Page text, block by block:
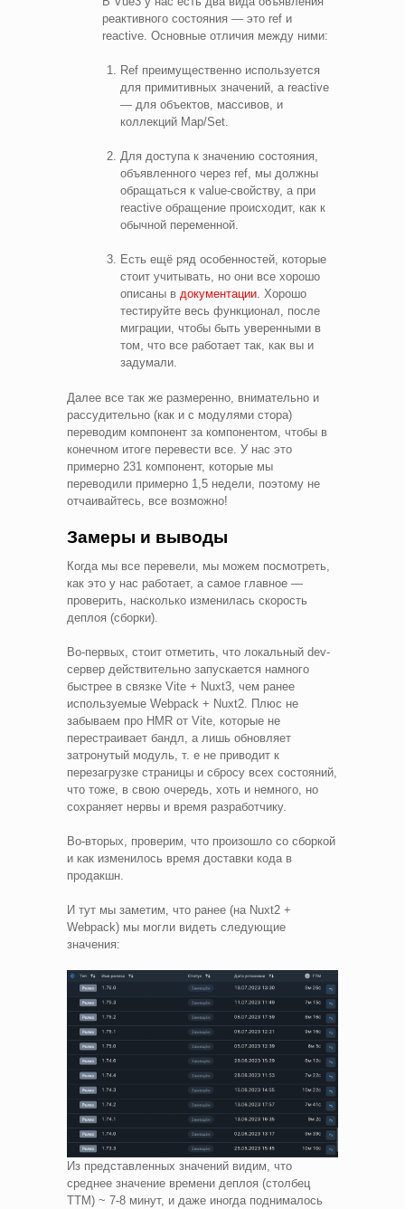
реактивного состояния — это ref и
reactive. Основные отличия между ними:
Ref преимущественно используется
для примитивных значений, а reactive
— для объектов, массивов, и
коллекций Map/Set.
Для доступа к значению состояния,
объявленного через ref, мы должны
обращаться к value-свойству, а при
reactive обращение происходит, как к
обычной переменной.
Есть ещё ряд особенностей, которые
стоит учитывать, но они все хорошо
описаны в документации. Хорошо
тестируйте весь функционал, после
миграции, чтобы быть уверенными в
том, что все работает так, как вы и
задумали.
Далее все так же размеренно, внимательно и
рассудительно (как и с модулями стора)
переводим компонент за компонентом, чтобы в
конечном итоге перевести все. У нас это
примерно 231 компонент, которые мы
переводили примерно 1,5 недели, поэтому не
отчаивайтесь, все возможно!
Замеры и выводы
Когда мы все перевели, мы можем посмотреть,
как это у нас работает, а самое главное —
проверить, насколько изменилась скорость
деплоя (сборки).
Во-первых, стоит отметить, что локальный dev-
сервер действительно запускается намного
быстрее в связке Vite + Nuxt3, чем ранее
используемые Webpack + Nuxt2. Плюс не
забываем про HMR от Vite, которые не
перестраивает бандл, а лишь обновляет
затронутый модуль, т. е не приводит к
перезагрузке страницы и сбросу всех состояний,
что тоже, в свою очередь, хоть и немного, но
сохраняет нервы и время разработчику.
Во-вторых, проверим, что произошло со сборкой
и как изменилось время доставки кода в
продакшн.
И тут мы заметим, что ранее (на Nuxt2 +
Webpack) мы могли видеть следующие
значения:
Из представленных значений видим, что
среднее значение времени деплоя (столбец
TTM) ~ 7-8 минут, и даже иногда поднималось